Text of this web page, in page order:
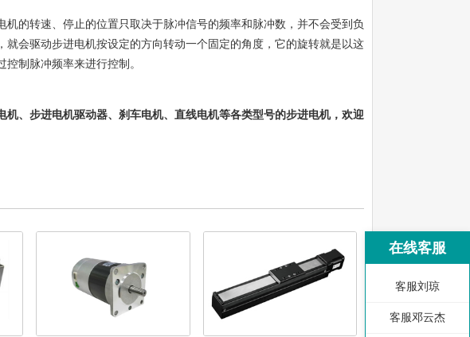
的转速、停止的位置只取决于脉冲信号的频率和脉冲数，并不会受到负
会驱动步进电机按设定的方向转动一个固定的角度，它的旋转就是以这
制脉冲频率来进行控制。
机、步进电机驱动器、刹车电机、直线电机等各类型号的步进电机，欢迎
在线客服
客服刘琼
客服邓云杰